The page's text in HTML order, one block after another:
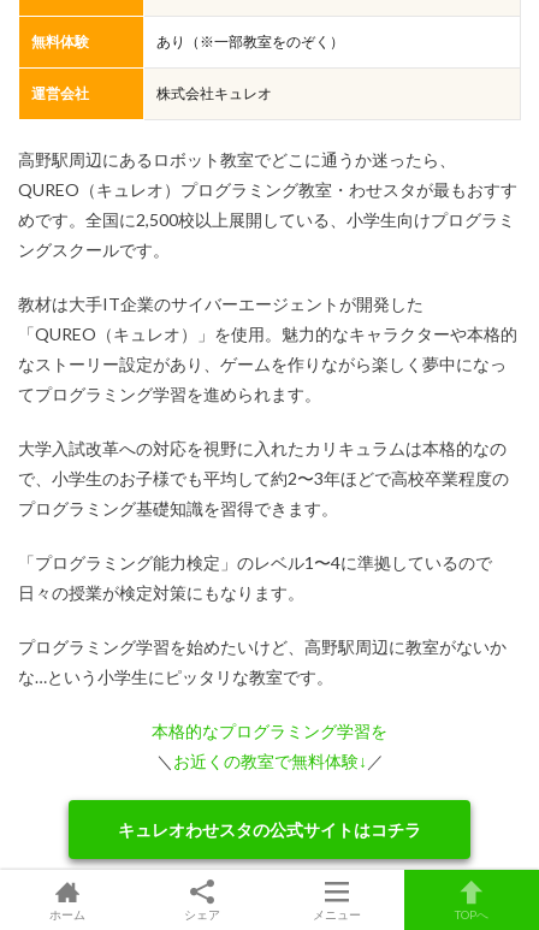
無料体験 あり（※一部教室をのぞく）
運営会社 株式会社キュレオ
高野駅周辺にあるロボット教室でどこに通うか迷ったら、
QUREO（キュレオ）プログラミング教室・わせスタが最もおすす
めです。全国に2,500校以上展開している、小学生向けプログラミ
ングスクールです。
教材は大手IT企業のサイバーエージェントが開発した
「QUREO（キュレオ）」を使用。魅力的なキャラクターや本格的
なストーリー設定があり、ゲームを作りながら楽しく夢中になっ
てプログラミング学習を進められます。
大学入試改革への対応を視野に入れたカリキュラムは本格的なの
で、小学生のお子様でも平均して約2〜3年ほどで高校卒業程度の
プログラミング基礎知識を習得できます。
「プログラミング能力検定」のレベル1〜4に準拠しているので
日々の授業が検定対策にもなります。
プログラミング学習を始めたいけど、高野駅周辺に教室がないか
な…という小学生にピッタリな教室です。
本格的なプログラミング学習を
＼ お近くの教室で無料体験↓ ／
キュレオわせスタの公式サイトはコチラ
ホーム シェア メニュー TOPへ